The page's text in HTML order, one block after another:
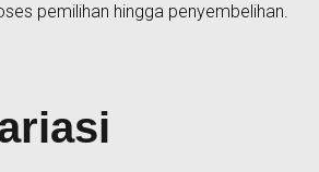
pemilihan hingga penyembelihan.